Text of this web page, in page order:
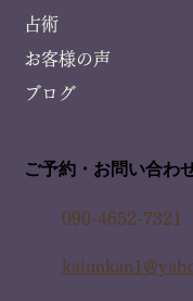
占術
お客様の声
ブログ
ご予約・お問い合わ
090-4652-7321